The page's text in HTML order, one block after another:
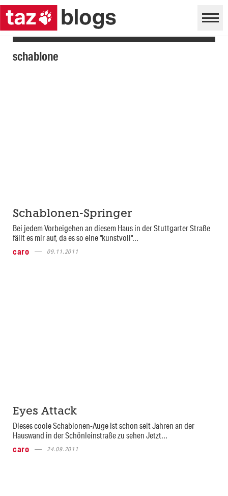
schablone
Schablonen-Springer
Bei jedem Vorbeigehen an diesem Haus in der Stuttgarter Straße
fällt es mir auf, da es so eine "kunstvoll"...
caro
09.11.2011
Eyes Attack
Dieses coole Schablonen-Auge ist schon seit Jahren an der
Hauswand in der Schönleinstraße zu sehen Jetzt...
caro
24.09.2011